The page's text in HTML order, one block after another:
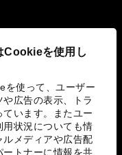
Cookieを使用し
を使って、ユーザー
広告の表示、トラ
います。またユー
状況についても情
メディアや広告配
トナーに情報を共